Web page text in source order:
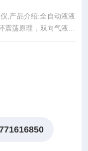
,产品介绍:全自动液液
荡原理，双向气液混
自动收集，自动排液，